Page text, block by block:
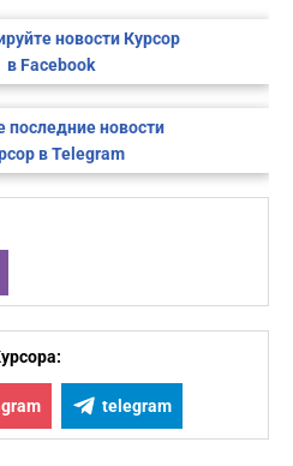
новости Курсор
в Facebook
последние новости
в Telegram
telegram